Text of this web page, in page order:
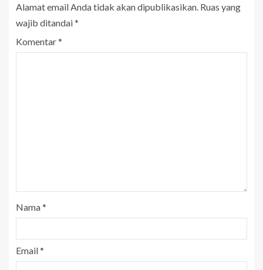
Alamat email Anda tidak akan dipublikasikan. Ruas yang
wajib ditandai*
Komentar*
Nama*
Email*